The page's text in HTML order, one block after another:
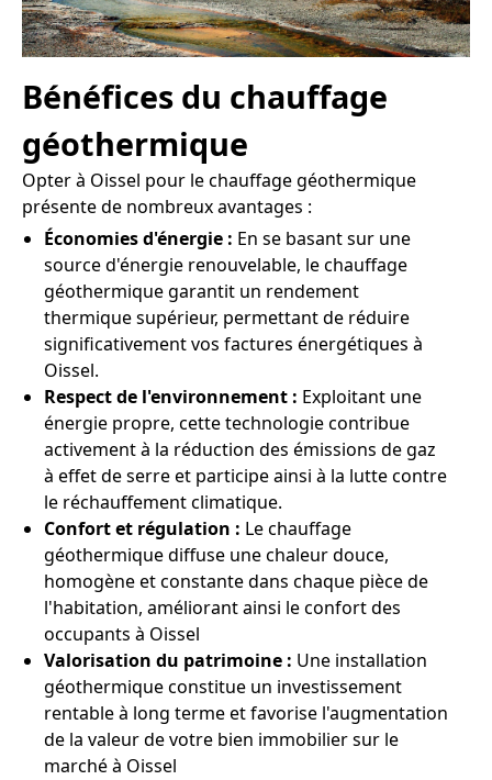
Bénéfices du chauffage
géothermique
Opter à Oissel pour le chauffage géothermique
présente de nombreux avantages :
Économies d'énergie : En se basant sur une
source d'énergie renouvelable, le chauffage
géothermique garantit un rendement
thermique supérieur, permettant de réduire
significativement vos factures énergétiques à
Oissel.
Respect de l'environnement : Exploitant une
énergie propre, cette technologie contribue
activement à la réduction des émissions de gaz
à effet de serre et participe ainsi à la lutte contre
le réchauffement climatique.
Confort et régulation : Le chauffage
géothermique diffuse une chaleur douce,
homogène et constante dans chaque pièce de
l'habitation, améliorant ainsi le confort des
occupants à Oissel
Valorisation du patrimoine : Une installation
géothermique constitue un investissement
rentable à long terme et favorise l'augmentation
de la valeur de votre bien immobilier sur le
marché à Oissel